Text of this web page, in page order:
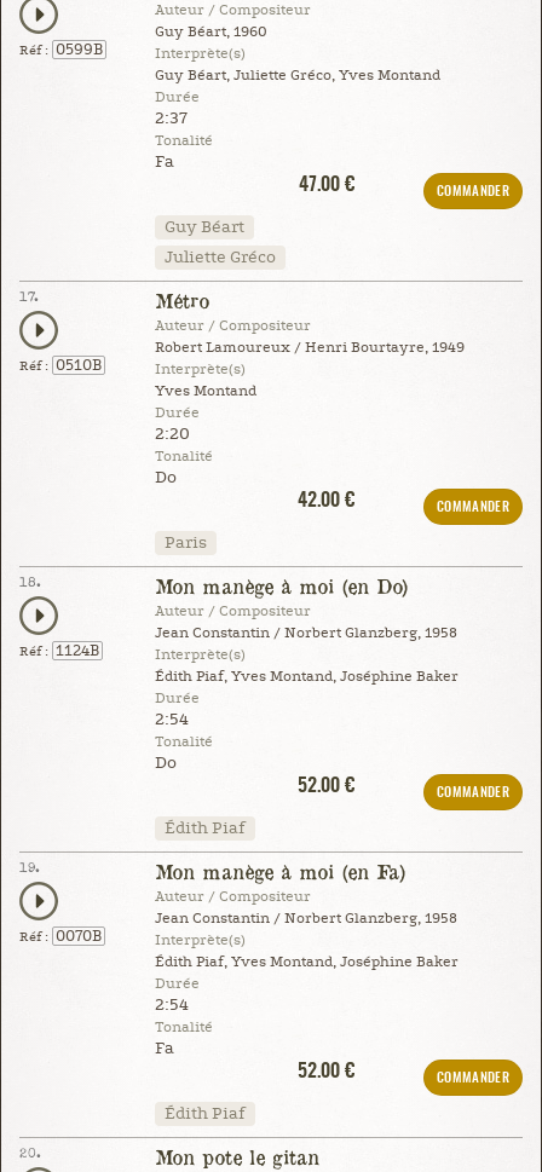
Réf : 0599B
Auteur / Compositeur
Guy Béart, 1960
Interprète(s)
Guy Béart, Juliette Gréco, Yves Montand
Durée
2:37
Tonalité
Fa
47.00 €
COMMANDER
Guy Béart
Juliette Gréco
17.
Réf : 0510B
Métro
Auteur / Compositeur
Robert Lamoureux / Henri Bourtayre, 1949
Interprète(s)
Yves Montand
Durée
2:20
Tonalité
Do
42.00 €
COMMANDER
Paris
18.
Réf : 1124B
Mon manège à moi (en Do)
Auteur / Compositeur
Jean Constantin / Norbert Glanzberg, 1958
Interprète(s)
Édith Piaf, Yves Montand, Joséphine Baker
Durée
2:54
Tonalité
Do
52.00 €
COMMANDER
Édith Piaf
19.
Réf : 0070B
Mon manège à moi (en Fa)
Auteur / Compositeur
Jean Constantin / Norbert Glanzberg, 1958
Interprète(s)
Édith Piaf, Yves Montand, Joséphine Baker
Durée
2:54
Tonalité
Fa
52.00 €
COMMANDER
Édith Piaf
20. Mon pote le gitan